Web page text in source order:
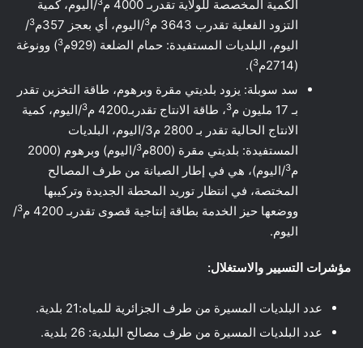
الكمية المخصصة للولاية تقدربـ 4000 م
/اليوم، كمية
التزود الفعلية تقدرب 3643 م
3/اليوم، أي بعجز 357م 3
/
اليوم، البلديات المستفيدة: حمام الضلعة (929م
3) وونوغة
(2714م
3
).
سد سوبلة: يزود بلديتي مقرة وبرهوم، طاقة التخزین تقدر
بـ 17 مليون م
3، طاقة الانتاج تقدربـ4200 م 3/اليوم، كمية
الانتاج الحالية تقدر بـ 2800 م3/اليوم، البلديات
المستفيدة: بلديتي مقرة (800م
3
/اليوم) وبرهوم (2000
م3/اليوم)، هي في إطار الصيانة من طرف المصالح
المختصة، في انتظار توريد المحطة الجديدة وتركيبها
ووضعها حيز الخدمة بطاقة إنتاجية قصوى تقدربـ 4200 م
3
/
اليوم.
مؤشرات التسيير والاستغلال:
عدد البلديات المسيرة من طرف الجزائرية للمياه:21 بلدية.
عدد البلديات المسيرة من طرف مصالح البلدية: 26 بلدية.